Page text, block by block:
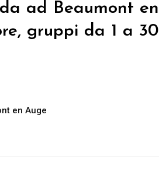
ad Beaumont en
gruppi da 1 a 30
en Auge